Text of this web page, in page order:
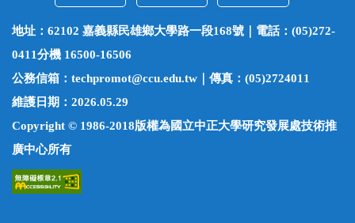
地址：62102 嘉義縣民雄鄉大學路一段168號｜電話：(05)272-
0411分機 16500-16506
公務信箱：techpromot@ccu.edu.tw｜傳真：(05)2724011
維護日期：2026.05.29
Copyright © 1986-2018版權為國立中正大學研究發展處技術推
廣中心所有